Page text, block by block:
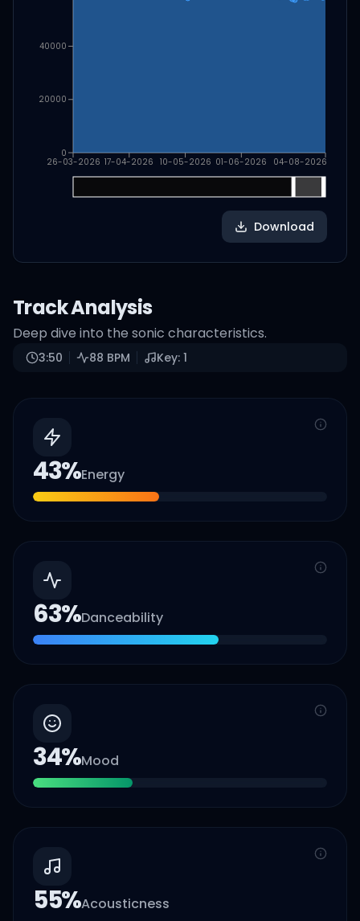
26-03-2026 17-04-2026 10-05-2026 01-06-2026 04-08-2026
0
20000
40000
Download
Track Analysis
Deep dive into the sonic characteristics.
3:50 88 BPM Key: 1
43%Energy
63%Danceability
34%Mood
55%Acousticness